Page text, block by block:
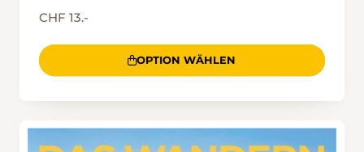
CHF 13.-
OPTION WÄHLEN